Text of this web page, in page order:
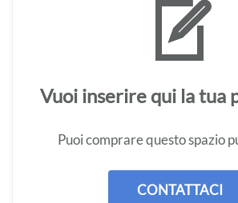
Vuoi inserire qui la tua
Puoi comprare questo spazio
CONTATTACI